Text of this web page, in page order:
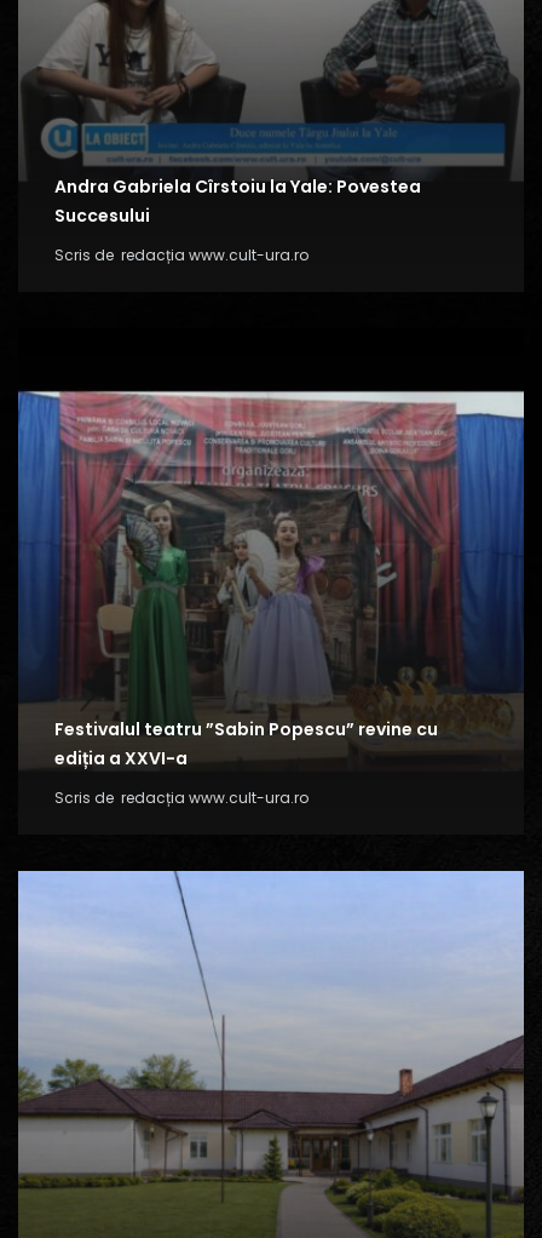
Andra Gabriela Cîrstoiu la Yale: Povestea
Succesului
Scris de redacția www.cult-ura.ro
Festivalul teatru ”Sabin Popescu” revine cu
ediția a XXVI-a
Scris de redacția www.cult-ura.ro